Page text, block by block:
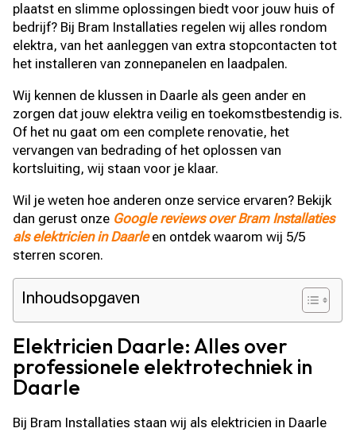
plaatst en slimme oplossingen biedt voor jouw huis of
bedrijf? Bij Bram Installaties regelen wij alles rondom
elektra, van het aanleggen van extra stopcontacten tot
het installeren van zonnepanelen en laadpalen.
Wij kennen de klussen in Daarle als geen ander en
zorgen dat jouw elektra veilig en toekomstbestendig is.
Of het nu gaat om een complete renovatie, het
vervangen van bedrading of het oplossen van
kortsluiting, wij staan voor je klaar.
Wil je weten hoe anderen onze service ervaren? Bekijk
dan gerust onze Google reviews over Bram Installaties
als elektricien in Daarleen ontdek waarom wij 5/5
sterren scoren.
Inhoudsopgaven
Elektricien Daarle: Alles over
professionele elektrotechniek in
Daarle
Bij Bram Installaties staan wij als elektricien in Daarle